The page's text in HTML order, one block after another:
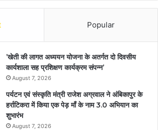
Popular
’खेती की लागत अध्ययन योजना के अतर्गत दो दिवसीय
कार्यशाला सह प्रशिक्षण कार्यक्रम संपन्न’
August 7, 2026
पर्यटन एवं संस्कृति मंत्री राजेश अग्रवाल ने अंबिकापुर के
हर्राटिकरा में किया एक पेड़ माँ के नाम 3.0 अभियान का
शुभारंभ
August 7, 2026